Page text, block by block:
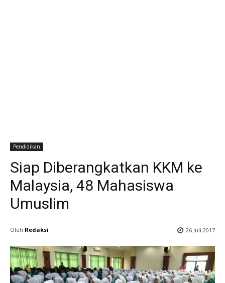
Pendidikan
Siap Diberangkatkan KKM ke
Malaysia, 48 Mahasiswa
Umuslim
Oleh Redaksi 26 Juli 2017